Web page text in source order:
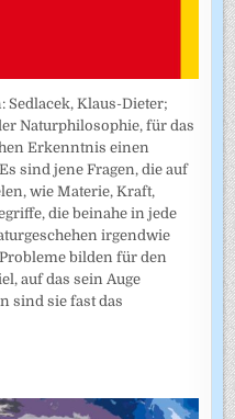
Klaus-Dieter;
Naturphilosophie, für das
Erkenntnis einen
sind jene Fragen, die auf
wie Materie, Kraft,
die beinahe in jede
irgendwie
bilden für den
auf das sein Auge
sind sie fast das